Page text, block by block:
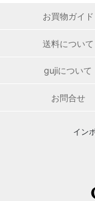
お買物ガイド
送料について
gujiについて
お問合せ
イン